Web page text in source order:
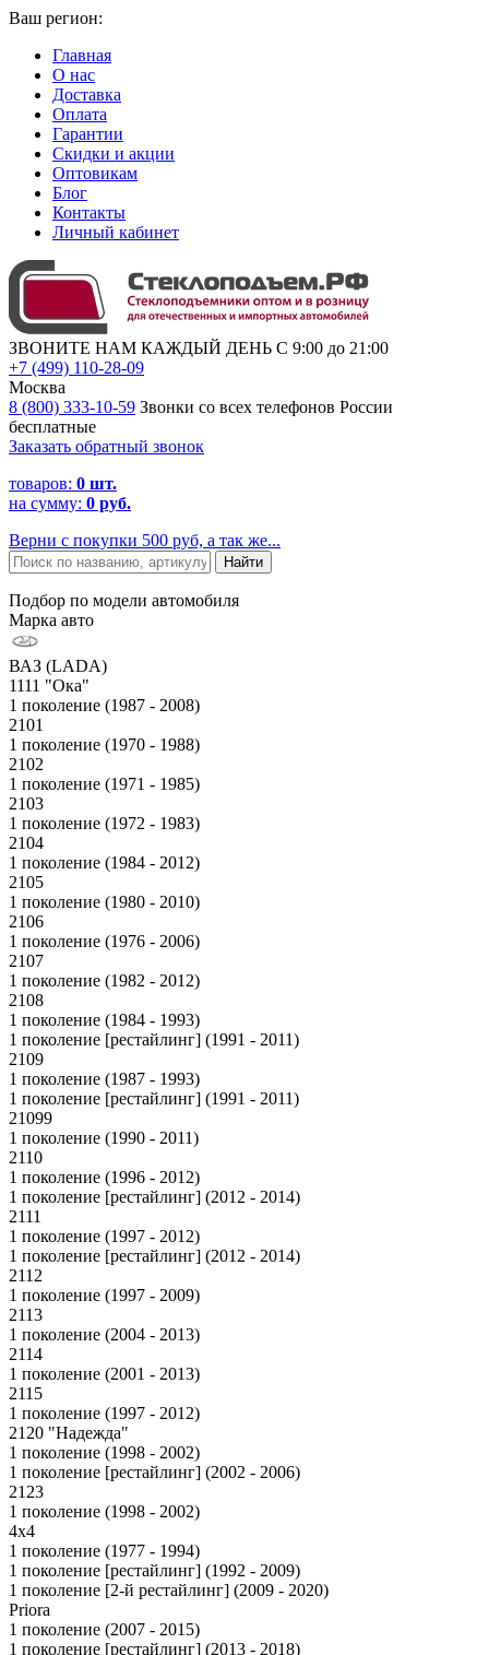
Ваш регион:
Главная
О нас
Доставка
Оплата
Гарантии
Скидки и акции
Оптовикам
Блог
Контакты
Личный кабинет
ЗВОНИТЕ НАМ КАЖДЫЙ ДЕНЬ С 9:00 до 21:00
+7 (499) 110-28-09
Москва
8 (800) 333-10-59 Звонки со всех телефонов России
бесплатные
Заказать обратный звонок
товаров: 0 шт.
на сумму: 0 руб.
Верни с покупки 500 руб, а так же...
Подбор по модели автомобиля
Марка авто
ВАЗ (LADA)
1111 "Ока"
1 поколение (1987 - 2008)
2101
1 поколение (1970 - 1988)
2102
1 поколение (1971 - 1985)
2103
1 поколение (1972 - 1983)
2104
1 поколение (1984 - 2012)
2105
1 поколение (1980 - 2010)
2106
1 поколение (1976 - 2006)
2107
1 поколение (1982 - 2012)
2108
1 поколение (1984 - 1993)
1 поколение [рестайлинг] (1991 - 2011)
2109
1 поколение (1987 - 1993)
1 поколение [рестайлинг] (1991 - 2011)
21099
1 поколение (1990 - 2011)
2110
1 поколение (1996 - 2012)
1 поколение [рестайлинг] (2012 - 2014)
2111
1 поколение (1997 - 2012)
1 поколение [рестайлинг] (2012 - 2014)
2112
1 поколение (1997 - 2009)
2113
1 поколение (2004 - 2013)
2114
1 поколение (2001 - 2013)
2115
1 поколение (1997 - 2012)
2120 "Надежда"
1 поколение (1998 - 2002)
1 поколение [рестайлинг] (2002 - 2006)
2123
1 поколение (1998 - 2002)
4x4
1 поколение (1977 - 1994)
1 поколение [рестайлинг] (1992 - 2009)
1 поколение [2-й рестайлинг] (2009 - 2020)
Priora
1 поколение (2007 - 2015)
1 поколение [рестайлинг] (2013 - 2018)